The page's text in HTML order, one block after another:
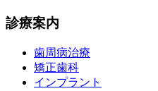
診療案内
歯周病治療
矯正歯科
インプラント